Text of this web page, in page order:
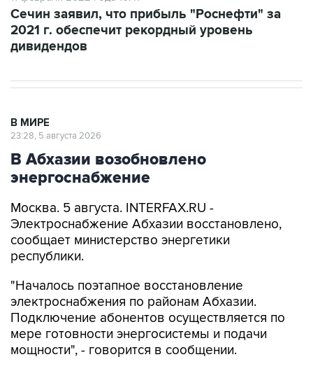
Сечин заявил, что прибыль "Роснефти" за
2021 г. обеспечит рекордный уровень
дивидендов
В МИРЕ
23:28, 5 августа 2026
В Абхазии возобновлено
энергоснабжение
Москва. 5 августа. INTERFAX.RU -
Электроснабжение Абхазии восстановлено,
сообщает министерство энергетики
республики.
"Началось поэтапное восстановление
электроснабжения по районам Абхазии.
Подключение абонентов осуществляется по
мере готовности энергосистемы и подачи
мощности", - говорится в сообщении.